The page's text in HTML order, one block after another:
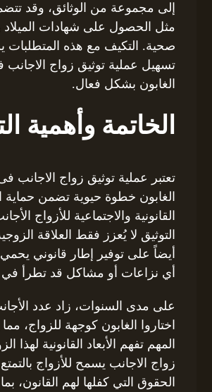
إلى مجموعة من الوثائق، وقد
مثل الحصول على شهادات
صحية. التكيف مع هذه المتطلبات
تسهيل عملية توثيق زواج الاجانب
الغابون بشكل فعال.
الخاتمة وأهمية
تعتبر عملية توثيق زواج الاجانب
الغابون خطوة حيوية تضمن حماية
القانونية والاجتماعية للأزواج
التوثيق لا يُعزز فقط العلاقة
أيضاً على توفير إطار قانوني
أي نزاعات أو مشاكل قد تطرأ في
على مدى السنوات، زاد عدد
اختاروا الغابون كوجهة للزواج،
المهم تفهم الأبعاد القانونية لهذا
زواج الاجانب يسمح للأزواج
الحقوق التي كفلها لهم القانون،